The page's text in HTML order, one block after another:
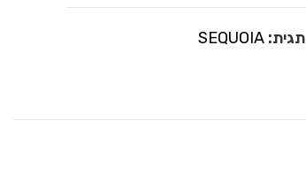
תגית: SEQUOIA